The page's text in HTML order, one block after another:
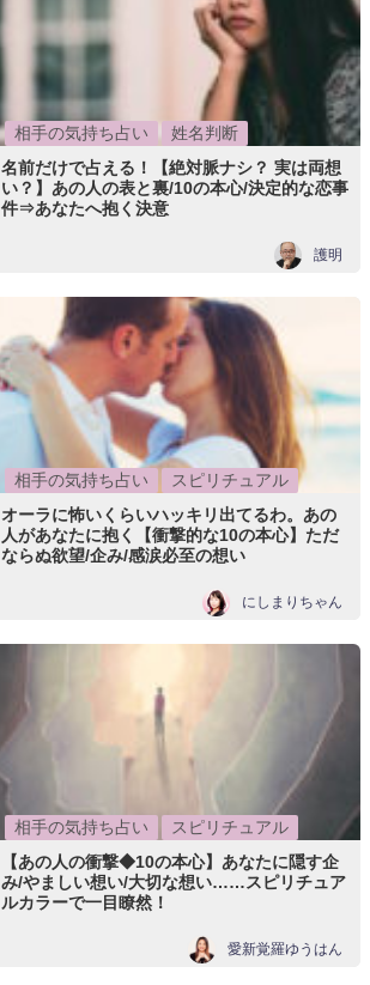
相手の気持ち占い
姓名判断
名前だけで占える！【絶対脈ナシ？ 実は両想
い？】あの人の表と裏/10の本心/決定的な恋事
件⇒あなたへ抱く決意
護明
相手の気持ち占い
スピリチュアル
オーラに怖いくらいハッキリ出てるわ。あの
人があなたに抱く【衝撃的な10の本心】ただ
ならぬ欲望/企み/感涙必至の想い
にしまりちゃん
相手の気持ち占い
スピリチュアル
【あの人の衝撃◆10の本心】あなたに隠す企
み/やましい想い/大切な想い……スピリチュア
ルカラーで一目瞭然！
愛新覚羅ゆうはん